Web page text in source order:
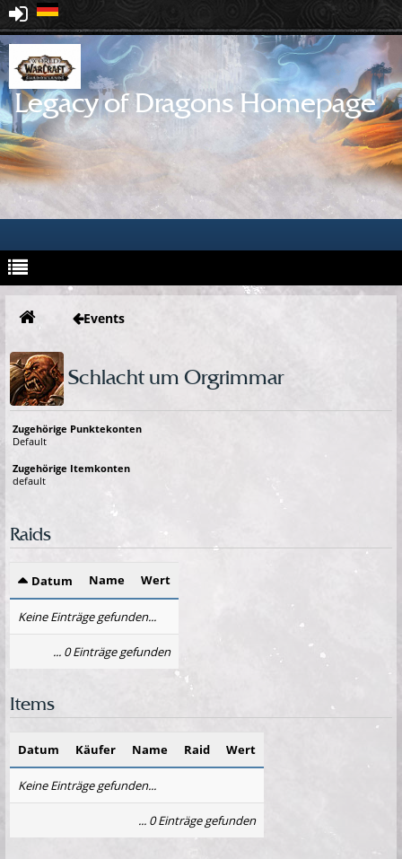
Legacy of Dragons Homepage
Events
Schlacht um Orgrimmar
Zugehörige Punktekonten
Default
Zugehörige Itemkonten
default
Raids
Datum Name Wert
Keine Einträge gefunden...
... 0 Einträge gefunden
Items
Datum Käufer Name Raid Wert
Keine Einträge gefunden...
... 0 Einträge gefunden